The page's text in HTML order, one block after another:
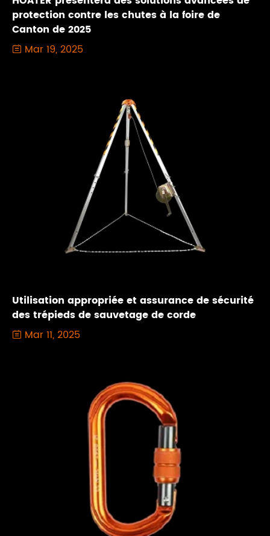
protection contre les chutes à la foire de
Canton de 2025
 Mar 19, 2025
Utilisation appropriée et assurance de sécurité
des trépieds de sauvetage de corde
 Mar 11, 2025